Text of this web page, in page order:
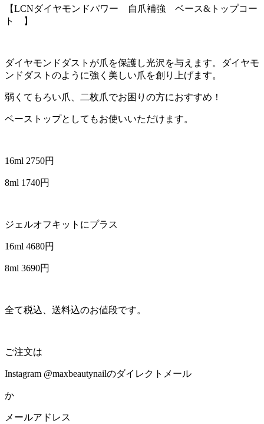
【LCNダイヤモンドパワー 自爪補強 ベース&トップコー
ト 】
ダイヤモンドダストが爪を保護し光沢を与えます。ダイヤモ
ンドダストのように強く美しい爪を創り上げます。
弱くてもろい爪、二枚爪でお困りの方におすすめ！
ベーストップとしてもお使いいただけます。
16ml 2750円
8ml 1740円
ジェルオフキットにプラス
16ml 4680円
8ml 3690円
全て税込、送料込のお値段です。
ご注文は
Instagram @maxbeautynailのダイレクトメール
か
メールアドレス